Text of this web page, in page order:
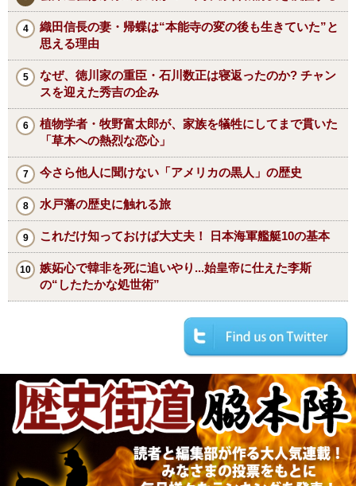
織田信長の妻・帰蝶は“本能寺の変の後も生きていた”と
思える理由
なぜ、徳川家の重臣・石川数正は寝返ったのか? チャン
スを迎えた秀吉の企み
植物学者・牧野富太郎が、家族を犠牲にしてまで貫いた
「草木への熱烈な恋心」
今さら他人に聞けない「アメリカの黒人」の歴史
水戸藩の歴史に触れる旅
これだけ知っておけば大丈夫！ 日本海軍艦艇10の基本
嫉妬心で韓非を死に追いやり...始皇帝に仕えた李斯
の“したたかな処世術”